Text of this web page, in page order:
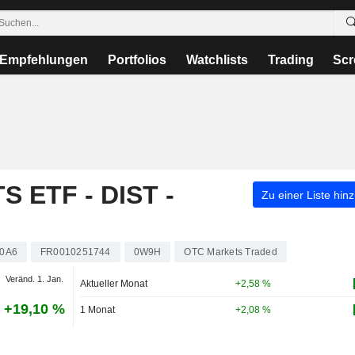
Empfehlungen Portfolios Watchlists Trading
ETF - DIST - Zu einer Liste
FR0010251744 0W9H OTC Markets Traded
Veränd. 1. Jan.
+19,10 %
Aktueller Monat +2,58 %
1 Monat +2,08 %